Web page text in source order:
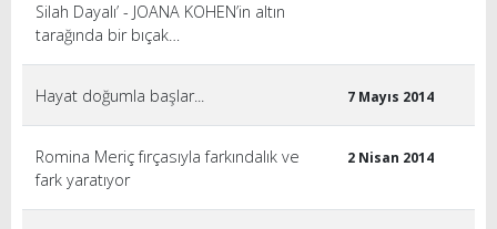
Silah Dayalı’ - JOANA KOHEN’in altın
tarağında bir bıçak…
Hayat doğumla başlar... 7 Mayıs 2014
Romina Meriç fırçasıyla farkındalık ve
fark yaratıyor
2 Nisan 2014